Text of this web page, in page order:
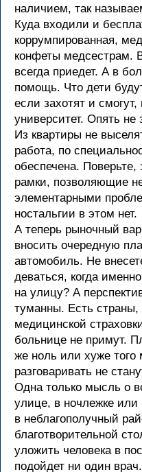
наличием, так
Куда входили и
коррумпированная,
конфеты медсестрам.
всегда приедет. А в
помощь. Что дети
если захотят и
университет. Опять
Из квартиры не
работа, по
обеспечена.
рамки, позволяющие
элементарными
ностальгии в этом нет.
А теперь рыночный
вносить очередную
автомобиль. Не
деваться, когда
на улицу? А
туманны. Есть страны,
медицинской
больнице не примут.
же ноль или хуже того
разговаривать не
Одна только мысль о
улице, в ночлежке или
в неблагополучный
благотворительной
уложить человека в
подойдет ни один